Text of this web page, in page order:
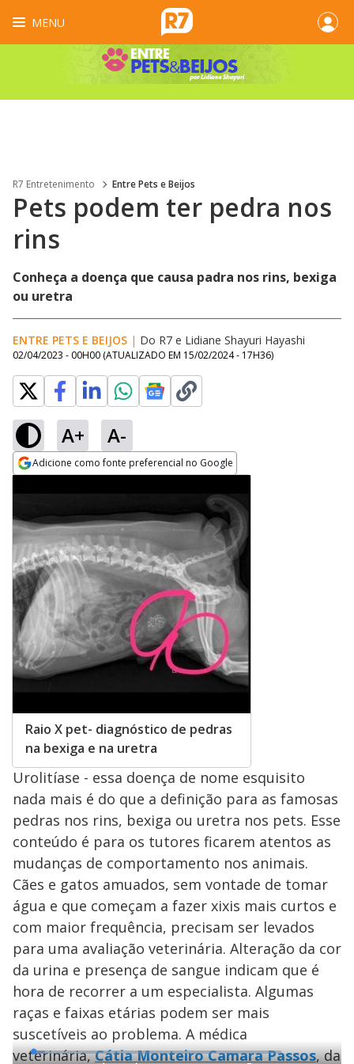
MENU
R7 Entretenimento Entre Pets e Beijos
Pets podem ter pedra nos
rins
Conheça a doença que causa padra nos rins, bexiga
ou uretra
ENTRE PETS E BEIJOS | Do R7 e Lidiane Shayuri Hayashi
02/04/2023 - 00H00 (ATUALIZADO EM 15/02/2024 - 17H36)
A+ A-
Adicione como fonte preferencial no Google
Raio X pet- diagnóstico de pedras
na bexiga e na uretra
Urolitíase - essa doença de nome esquisito
nada mais é do que a definição para as famosas
pedras nos rins, bexiga ou uretra nos pets. Esse
conteúdo é para os tutores ficarem atentos as
mudanças de comportamento nos animais.
Cães e gatos amuados, sem vontade de tomar
água e que começam a fazer xixis mais curtos e
com maior frequência, precisam ser levados
para uma avaliação veterinária. Alteração da cor
da urina e presença de sangue indicam que é
hora de recorrer a um especialista. Algumas
raças e faixas etárias podem ser mais
suscetíveis ao problema. A médica
veterinária,Cátia Monteiro Camara Passos, da
L